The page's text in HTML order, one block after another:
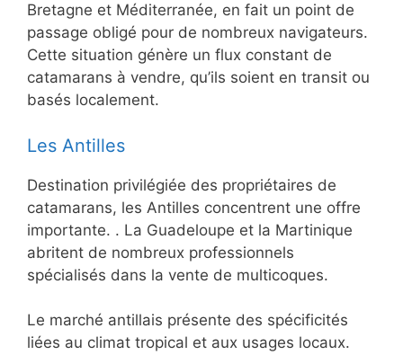
Bretagne et Méditerranée, en fait un point de
passage obligé pour de nombreux navigateurs.
Cette situation génère un flux constant de
catamarans à vendre, qu’ils soient en transit ou
basés localement.
Les Antilles
Destination privilégiée des propriétaires de
catamarans, les Antilles concentrent une offre
importante. . La Guadeloupe et la Martinique
abritent de nombreux professionnels
spécialisés dans la vente de multicoques.
Le marché antillais présente des spécificités
liées au climat tropical et aux usages locaux.